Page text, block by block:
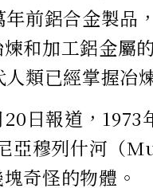
前鋁合金製品
和加工鋁金屬
類已經掌握冶
日報道，
亞穆列什河（
奇怪的物體。